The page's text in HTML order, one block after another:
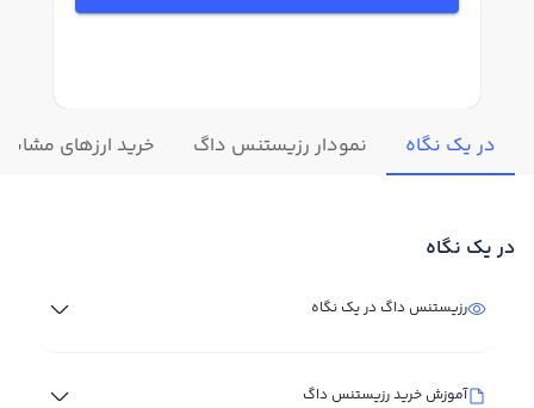
در یک نگاه نمودار رزیستنس داگ خرید ارزهای مشابه
در یک نگاه
رزیستنس داگ در یک نگاه
آموزش خرید رزیستنس داگ